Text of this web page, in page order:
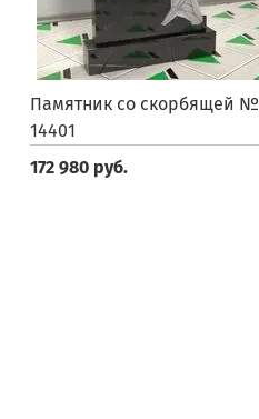
Памятник со скорбящей №
14401
172 980 руб.